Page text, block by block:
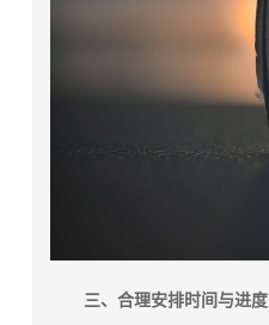
三、合理安排时间与进度